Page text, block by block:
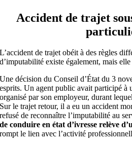
Accident de trajet
L’accident de trajet obéit à des règles
d’imputabilité existe également, mais
Une décision du Conseil d’État du 3
esprits. Un agent public avait participé à
organisé par son employeur, durant
Sur le trajet retour, il a eu un accident
refusé de reconnaître l’imputabilité au
de conduire en état d’ivresse relève
rompt le lien avec l’activité